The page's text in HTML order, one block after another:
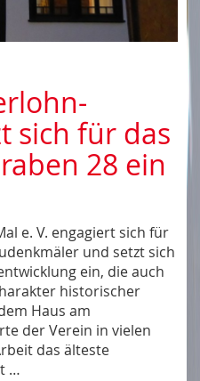
sich für das
28 ein
e. V. engagiert sich für
und setzt sich
ein, die auch
historischer
Haus am
der Verein in vielen
das älteste
…